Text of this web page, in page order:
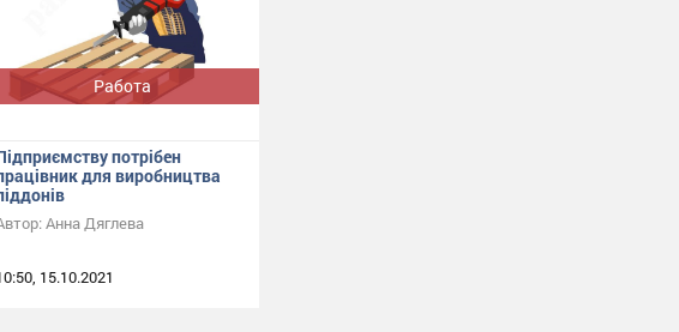
Работа
потрібен
для виробництва
Анна Дяглева
15.10.2021